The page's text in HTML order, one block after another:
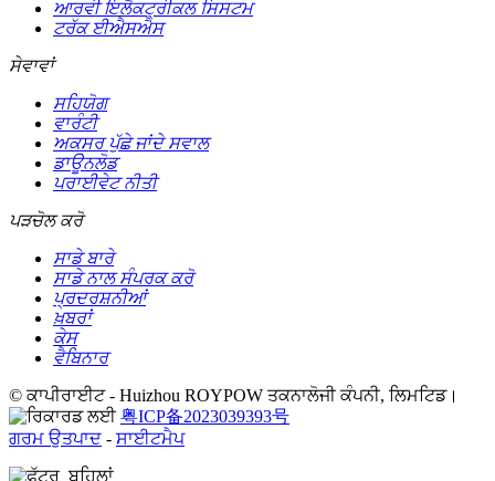
ਆਰਵੀ ਇਲੈਕਟ੍ਰੀਕਲ ਸਿਸਟਮ
ਟਰੱਕ ਈਐਸਐਸ
ਸੇਵਾਵਾਂ
ਸਹਿਯੋਗ
ਵਾਰੰਟੀ
ਅਕਸਰ ਪੁੱਛੇ ਜਾਂਦੇ ਸਵਾਲ
ਡਾਊਨਲੋਡ
ਪਰਾਈਵੇਟ ਨੀਤੀ
ਪੜਚੋਲ ਕਰੋ
ਸਾਡੇ ਬਾਰੇ
ਸਾਡੇ ਨਾਲ ਸੰਪਰਕ ਕਰੋ
ਪ੍ਰਦਰਸ਼ਨੀਆਂ
ਖ਼ਬਰਾਂ
ਕੇਸ
ਵੈਬਿਨਾਰ
© ਕਾਪੀਰਾਈਟ - Huizhou ROYPOW ਤਕਨਾਲੋਜੀ ਕੰਪਨੀ, ਲਿਮਟਿਡ।
粤ICP备2023039393号
ਗਰਮ ਉਤਪਾਦ - ਸਾਈਟਮੈਪ